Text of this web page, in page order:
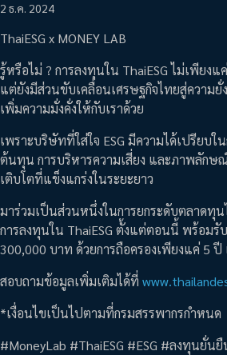
2 ธ.ค. 2024
ThaiESG x MONEY LAB
รู้หรือไม่ ? การลงทุนใน ThaiESG ไม่เพียง
แต่ยังมีส่วนขับเคลื่อนเศรษฐกิจไทยสู่ความยั่
เพิ่มความมั่งคั่งให้กับเราด้วย
เพราะบริษัทที่ใส่ใจ ESG มีความได้เปรียบ
ต้นทุน การบริหารความเสี่ยง และภาพลักษ
เติบโตที่แข็งแกร่งในระยะยาว
มาร่วมเป็นส่วนหนึ่งในการยกระดับตลาดทุ
การลงทุนใน ThaiESG ตั้งแต่ตอนนี้ พร้อม
300,000 บาท ด้วยการถือครองเพียงแค่ 5
สอบถามข้อมูลเพิ่มเติมได้ที่
*เงื่อนไขเป็นไปตามที่กรมสรรพากรกำหนด
#MoneyLab #ThaiESG #ESG #ลงทุนยั่น